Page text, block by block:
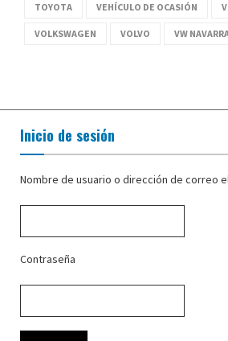
TOYOTA VEHÍCULO DE OCASIÓN
VOLKSWAGEN VOLVO VW
Inicio de sesión
Nombre de usuario o dirección de correo
Contraseña